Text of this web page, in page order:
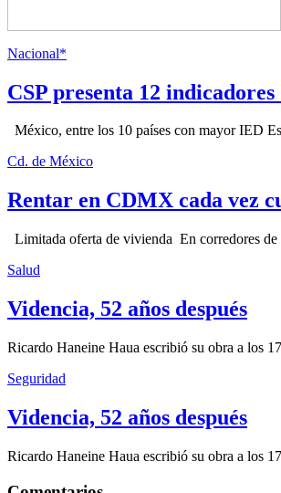
Nacional*
CSP presenta 12
México, entre los 10 países con mayor IED
Cd. de México
Rentar en CDMX cada vez
Limitada oferta de vivienda En corredores de
Salud
Videncia, 52 años después
Ricardo Haneine Haua escribió su obra a los
Seguridad
Videncia, 52 años después
Ricardo Haneine Haua escribió su obra a los